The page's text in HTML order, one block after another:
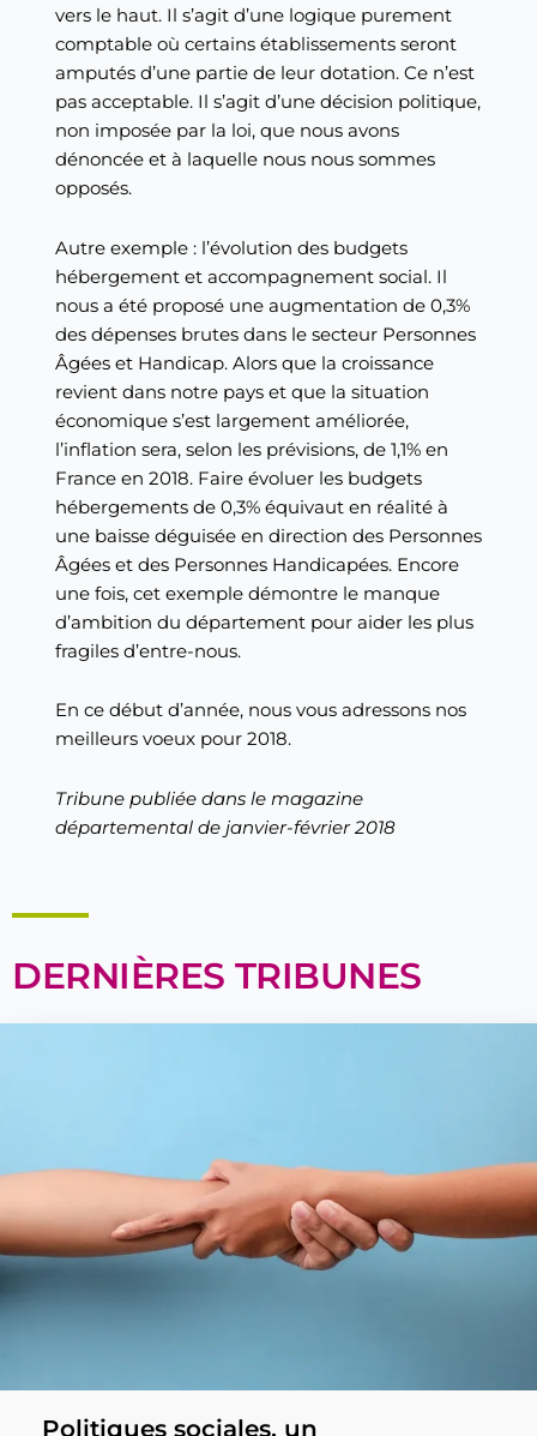
vers le haut. Il s’agit d’une logique purement
comptable où certains établissements seront
amputés d’une partie de leur dotation. Ce n’est
pas acceptable. Il s’agit d’une décision politique,
non imposée par la loi, que nous avons
dénoncée et à laquelle nous nous sommes
opposés.
Autre exemple : l’évolution des budgets
hébergement et accompagnement social. Il
nous a été proposé une augmentation de 0,3%
des dépenses brutes dans le secteur Personnes
Âgées et Handicap. Alors que la croissance
revient dans notre pays et que la situation
économique s’est largement améliorée,
l’inflation sera, selon les prévisions, de 1,1% en
France en 2018. Faire évoluer les budgets
hébergements de 0,3% équivaut en réalité à
une baisse déguisée en direction des Personnes
Âgées et des Personnes Handicapées. Encore
une fois, cet exemple démontre le manque
d’ambition du département pour aider les plus
fragiles d’entre-nous.
En ce début d’année, nous vous adressons nos
meilleurs voeux pour 2018.
Tribune publiée dans le magazine
départemental de janvier-février 2018
DERNIÈRES TRIBUNES
Politiques sociales, un